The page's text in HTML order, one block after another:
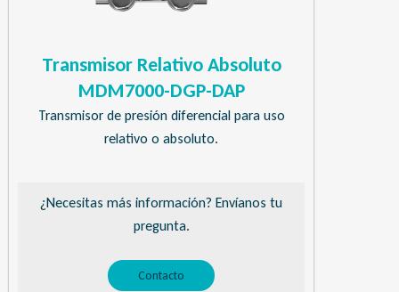
Transmisor Relativo Absoluto
MDM7000-DGP-DAP
Transmisor de presión diferencial para uso
relativo o absoluto.
¿Necesitas más información? Envíanos tu
pregunta.
Contacto